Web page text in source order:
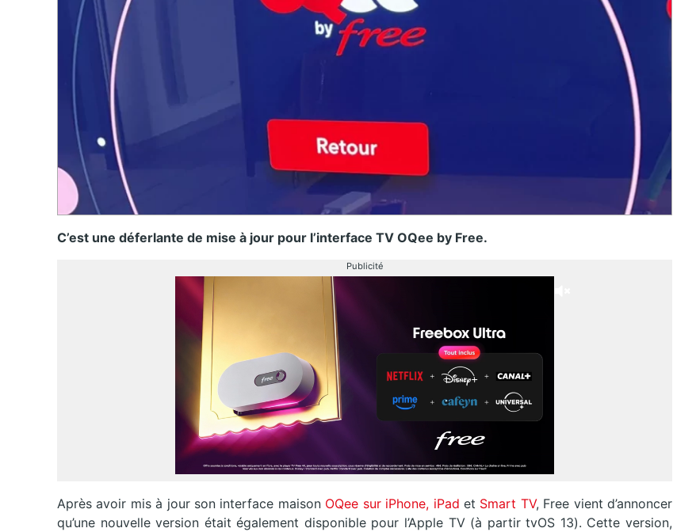
C’est une déferlante de mise à jour pour l’interface TV OQee by Free.
Publicité
Après avoir mis à jour son interface maison OQee sur iPhone, iPad et Smart TV, Free vient d’annoncer
qu’une nouvelle version était également disponible pour l’Apple TV (à partir tvOS 13). Cette version,